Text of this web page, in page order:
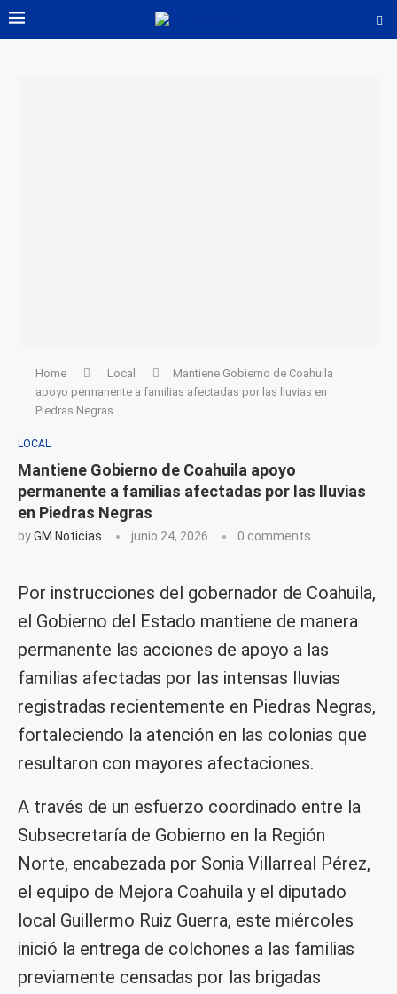
Home Local
Mantiene Gobierno de Coahuila
apoyo permanente a familias afectadas por las lluvias en
Piedras Negras
LOCAL
Mantiene Gobierno de Coahuila apoyo
permanente a familias afectadas por las lluvias
en Piedras Negras
byGM Noticias junio 24, 2026 0 comments
Por instrucciones del gobernador de Coahuila,
el Gobierno del Estado mantiene de manera
permanente las acciones de apoyo a las
familias afectadas por las intensas lluvias
registradas recientemente en Piedras Negras,
fortaleciendo la atención en las colonias que
resultaron con mayores afectaciones.
A través de un esfuerzo coordinado entre la
Subsecretaría de Gobierno en la Región
Norte, encabezada por Sonia Villarreal Pérez,
el equipo de Mejora Coahuila y el diputado
local Guillermo Ruiz Guerra, este miércoles
inició la entrega de colchones a las familias
previamente censadas por las brigadas